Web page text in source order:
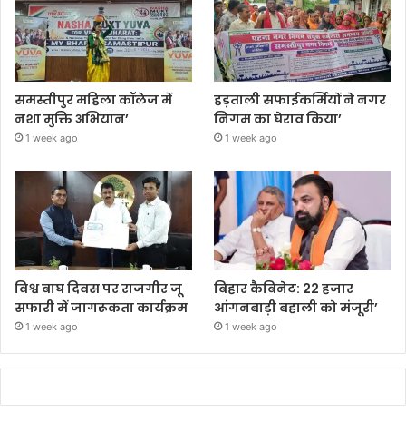
समस्तीपुर महिला कॉलेज में
नशा मुक्ति अभियान’
1 week ago
हड़ताली सफाईकर्मियों ने नगर
निगम का घेराव किया’
1 week ago
विश्व बाघ दिवस पर राजगीर जू
सफारी में जागरूकता कार्यक्रम
1 week ago
बिहार कैबिनेट: 22 हजार
आंगनबाड़ी बहाली को मंजूरी’
1 week ago